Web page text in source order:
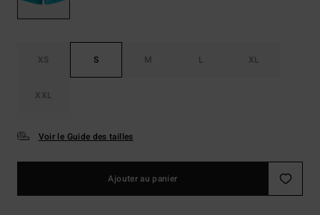
XS S M L XL
XXL
Voir le Guide des tailles
Ajouter au panier